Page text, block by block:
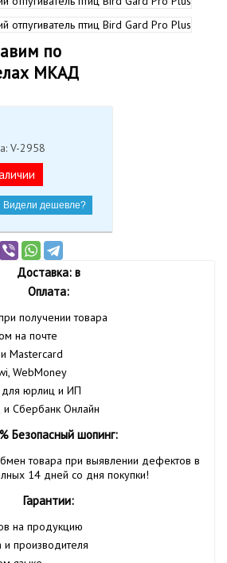
по
МКАД
V-2958
Видели дешевле?
Доставка: в
Оплата:
получении товара
на почте
Mastercard
WebMoney
для юрлиц и ИП
и Сбербанк Онлайн
Безопасный шопинг:
товара при выявлении дефектов в
14 дней со дня покупки!
Гарантии:
на продукцию
и производителя